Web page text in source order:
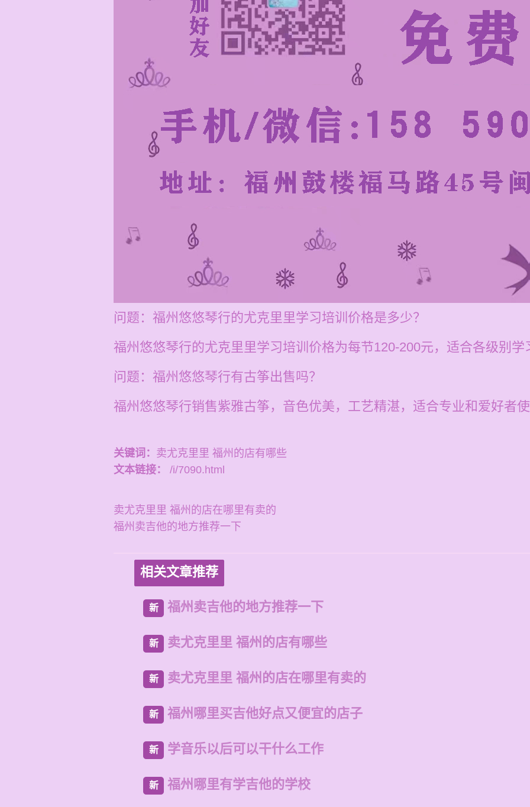
问题：福州悠悠琴行的尤克里里学习培训价格是多少？
福州悠悠琴行的尤克里里学习培训价格为每节120-200元，适合各级别学
问题：福州悠悠琴行有古筝出售吗？
福州悠悠琴行销售紫雅古筝，音色优美，工艺精湛，适合专业和爱好者
关键词： 卖尤克里里 福州的店有哪些
文本链接：
/i/7090.html
卖尤克里里 福州的店在哪里有卖的
福州卖吉他的地方推荐一下
相关文章推荐
新 福州卖吉他的地方推荐一下
新 卖尤克里里 福州的店有哪些
新 卖尤克里里 福州的店在哪里有卖的
新 福州哪里买吉他好点又便宜的店子
新 学音乐以后可以干什么工作
新 福州哪里有学吉他的学校